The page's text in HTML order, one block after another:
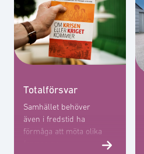
Totalförsvar
Samhället behöver
även i fredstid ha
förmåga att möta olika